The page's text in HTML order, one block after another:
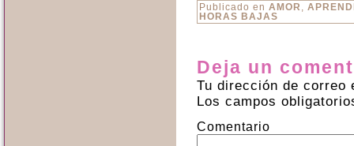
Publicado en AMOR ,
HORAS BAJAS
Deja un
Tu dirección de correo
Los campos
Comentario